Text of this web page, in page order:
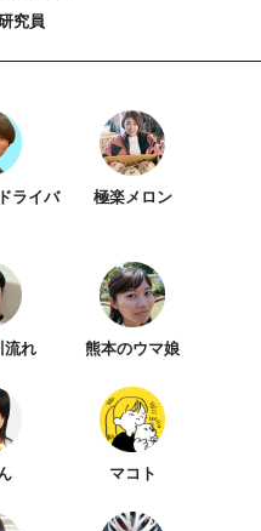
究員
ライバ
極楽メロン
流れ 熊本のウマ娘
マコト